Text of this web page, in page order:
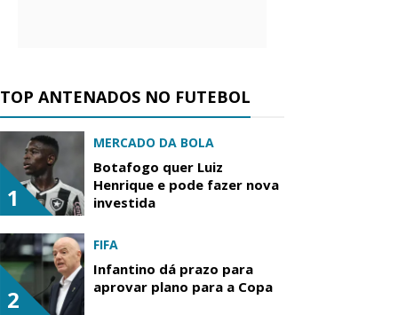
TOP ANTENADOS NO FUTEBOL
1
MERCADO DA BOLA
Botafogo quer Luiz
Henrique e pode fazer nova
investida
2
FIFA
Infantino dá prazo para
aprovar plano para a Copa